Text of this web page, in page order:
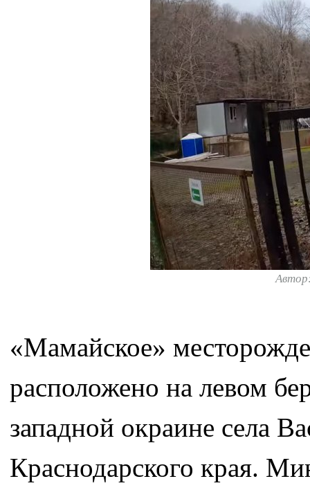
«Мамайское»
расположено на левом
западной окраине села
Краснодарского края.